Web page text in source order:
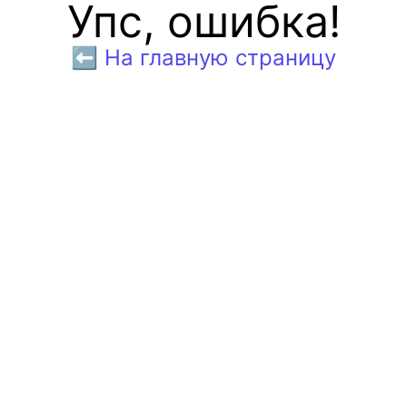
Упс, ошибка!
⬅️ На главную страницу